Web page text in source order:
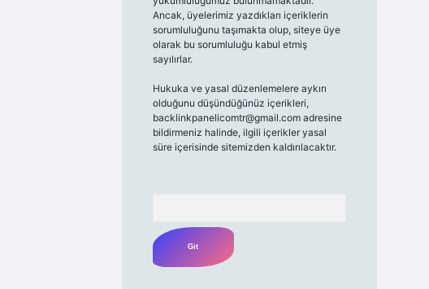
Ancak, üyelerimiz yazdıkları içeriklerin
sorumluluğunu taşımakta olup, siteye üye
olarak bu sorumluluğu kabul etmiş
sayılırlar.
Hukuka ve yasal düzenlemelere aykırı
olduğunu düşündüğünüz içerikleri,
backlinkpanelicomtr@gmail.comadresine
bildirmeniz halinde, ilgili içerikler yasal
süre içerisinde sitemizden kaldırılacaktır.